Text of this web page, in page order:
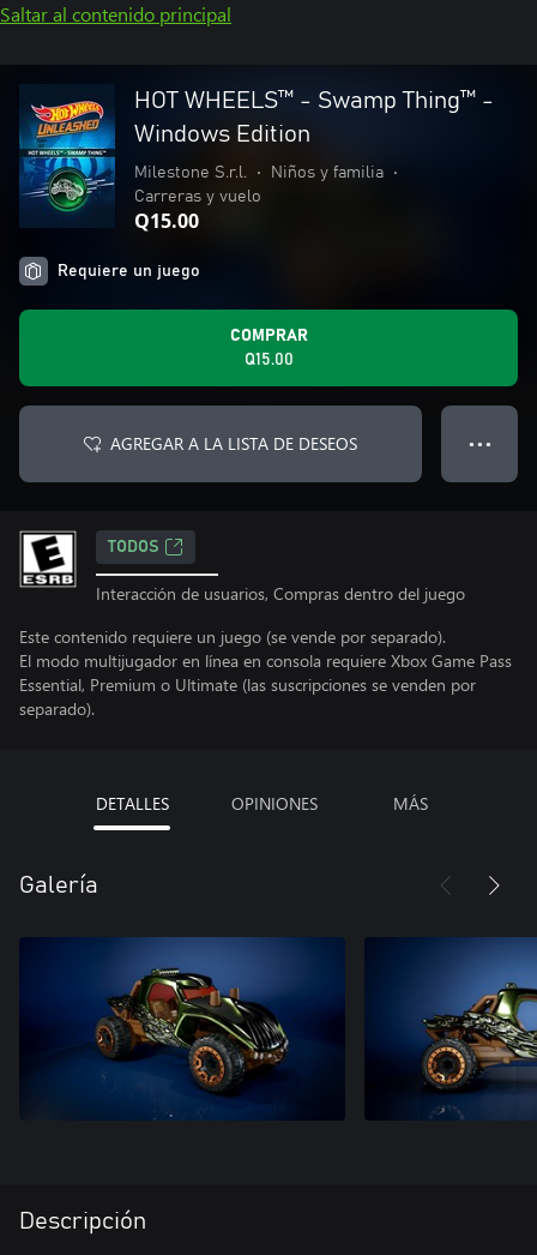
Saltar al contenido principal
HOT WHEELS™ - Swamp Thing™ -
Windows Edition
Milestone S.r.l. • Niños y familia
•
Carreras y vuelo
Q15.00
Requiere un juego
COMPRAR
Q15.00
AGREGAR A LA LISTA DE DESEOS ● ● ●
TODOS
Interacción de usuarios, Compras dentro del juego
Este contenido requiere un juego (se vende por separado).
El modo multijugador en línea en consola requiere Xbox Game Pass
Essential, Premium o Ultimate (las suscripciones se venden por
separado).
DETALLES OPINIONES MÁS
Galería
Descripción